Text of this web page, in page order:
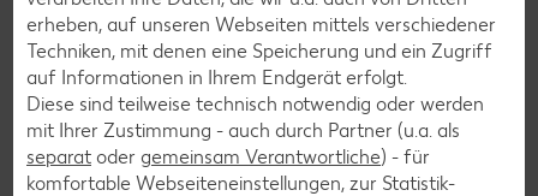
Zurück zur Übersicht
erheben, auf unseren Webseiten mittels verschiedener
Techniken, mit denen eine Speicherung und ein Zugriff
auf Informationen in Ihrem Endgerät erfolgt.
Diese sind teilweise technisch notwendig oder werden
mit Ihrer Zustimmung - auch durch Partner (u.a. als
separat oder gemeinsam Verantwortliche) - für
komfortable Webseiteneinstellungen, zur Statistik-